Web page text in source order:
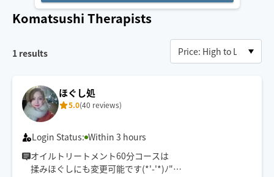
Komatsushi Therapists
1 results
ほぐし処
5.0(40 reviews)
Login Status: Within 3 hours
オイルトリートメント60分コースは
揉みほぐしにも変更可能です(*'-'*)ﾉ"